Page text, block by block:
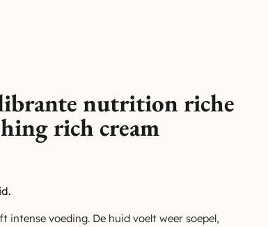
nutrition riche
rich cream
voeding. De huid voelt weer soepel,